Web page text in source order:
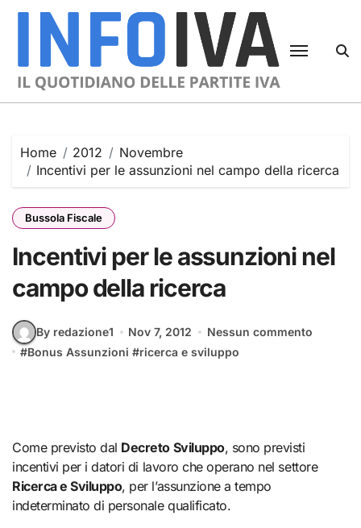
Skip
Home 2012
Novembre
Incentivi per le assunzioni nel campo della ricerca
Bussola Fiscale
Incentivi per le assunzioni nel
campo della ricerca
By redazione1 Nov 7, 2012
Nessun commento
#Bonus Assunzioni #ricerca e sviluppo
Come previsto dal Decreto Sviluppo, sono previsti
incentivi per i datori di lavoro che operano nel settore
Ricerca e Sviluppo, per l’assunzione a tempo
indeterminato di personale qualificato.